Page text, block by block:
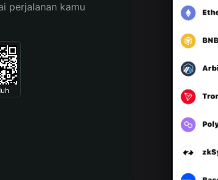
perjalanan kamu